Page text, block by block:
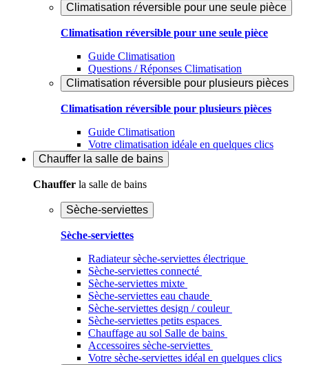
Climatisation réversible pour une seule pièce
Climatisation réversible pour une seule pièce
Guide Climatisation
Questions / Réponses Climatisation
Climatisation réversible pour plusieurs pièces
Climatisation réversible pour plusieurs pièces
Guide Climatisation
Votre climatisation idéale en quelques clics
Chauffer la salle de bains
Chauffer la salle de bains
Sèche-serviettes
Sèche-serviettes
Radiateur sèche-serviettes électrique
Sèche-serviettes connecté
Sèche-serviettes mixte
Sèche-serviettes eau chaude
Sèche-serviettes design / couleur
Sèche-serviettes petits espaces
Chauffage au sol Salle de bains
Accessoires sèche-serviettes
Votre sèche-serviettes idéal en quelques clics